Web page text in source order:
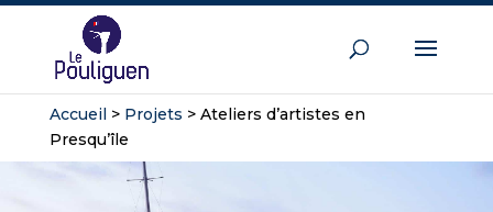
Accueil> Projets > Ateliers d’artistes en
Presqu’île